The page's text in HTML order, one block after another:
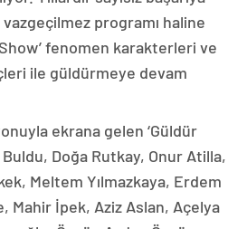
programı haline
fenomen karakterleri ve
ile güldürmeye devam
ekrana gelen ‘Güldür
Doğa Rutkay, Onur Atilla,
Meltem Yılmazkaya, Erdem
Mahir İpek, Aziz Aslan, Açelya